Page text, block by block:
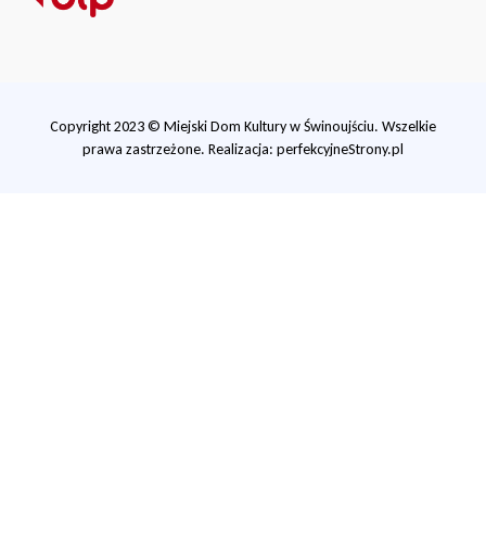
Copyright 2023 © Miejski Dom Kultury w Świnoujściu. Wszelkie
prawa zastrzeżone. Realizacja: perfekcyjneStrony.pl